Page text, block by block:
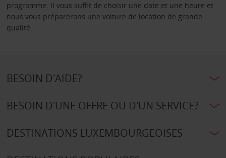
programme. Il vous suffit de choisir une date et une heure et
nous vous préparerons une voiture de location de grande
qualité.
BESOIN D'AIDE?
BESOIN D'UNE OFFRE OU D'UN SERVICE?
DESTINATIONS LUXEMBOURGEOISES